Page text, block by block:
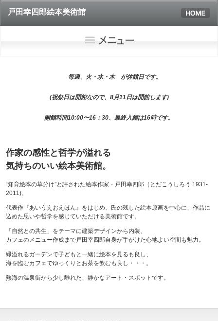
戸田幸四郎絵本美術館
毎週、火・水・木 が休館日です。
(祝祭日は開館なので、8月11日は開館します)
開館時間10:00〜16：30、最終入館は16時です。
作家の感性と哲学が溢れる
気持ちのいい絵本美術館。
“知育絵本の草分け”と評された絵本作家・戸田幸四郎（とだこうしろう 1931-
2011)。
代表作『あいうえおえほん』をはじめ、氏の残した絵本原画を中心に、作品に
込めた思いや哲学を感じていただける美術館です。
「自然との共生」をテーマに建築デザインから内装、
カフェのメニュー作成まで戸田幸四郎自身が手がけた心地よい空間も魅力。
緑溢れるガーデンで子どもと一緒に絵本を見るも良し、
海を臨むカフェでゆっくりとお茶を飲むも良し・・・。
熱海の温泉街から少し離れた、静かなアート・スポットです。